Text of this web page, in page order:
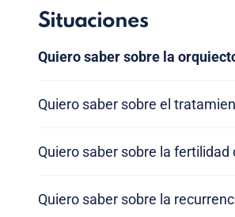
Situaciones
Quiero saber sobre la
Quiero saber sobre el
Quiero saber sobre la
Quiero saber sobre la